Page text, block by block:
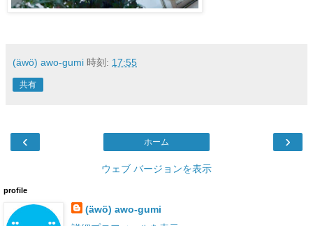
(äwö) awo-gumi 時刻: 17:55
共有
‹ ›
ホーム
ウェブ バージョンを表示
profile
(äwö) awo-gumi